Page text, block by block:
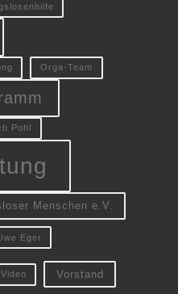
Orga-Team
Pohl
Menschen e.V.
Eger
Video Vorstand